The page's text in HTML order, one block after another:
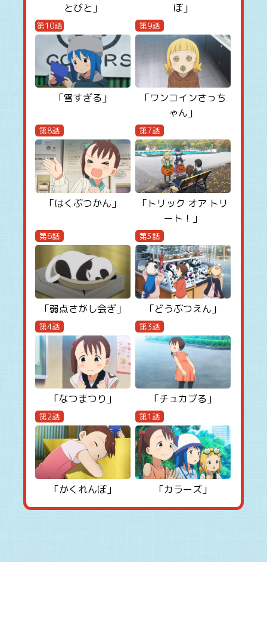
とびと」
ぼ」
第10話
「雪すぎる」
第9話
「ワンコインさっち
ゃん」
第8話
「はくぶつかん」
第7話
「トリック オア トリ
ート！」
第6話
「弱点さがし会ぎ」
第5話
「どうぶつえん」
第4話
「なつまつり」
第3話
「チュカブる」
第2話
「かくれんぼ」
第1話
「カラーズ」